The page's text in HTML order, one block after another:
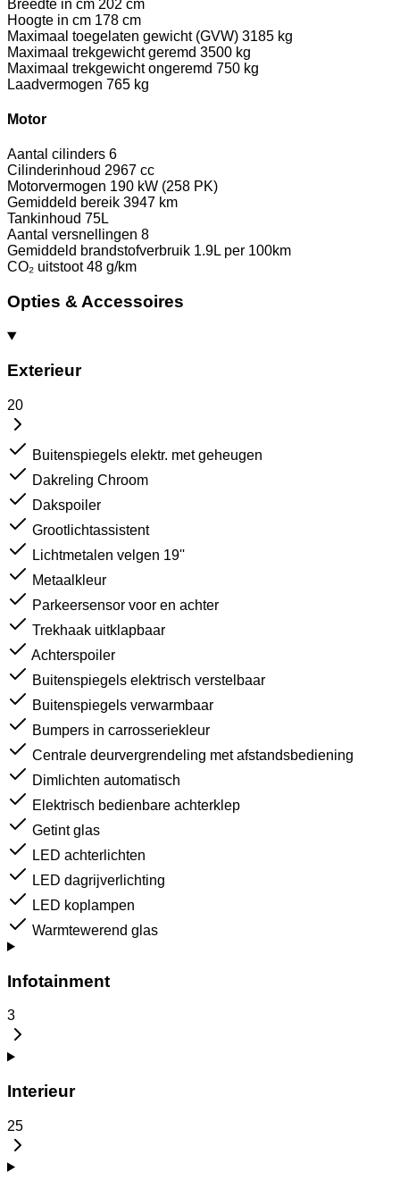
Breedte in cm 202 cm
Hoogte in cm 178 cm
Maximaal toegelaten gewicht (GVW) 3185 kg
Maximaal trekgewicht geremd 3500 kg
Maximaal trekgewicht ongeremd 750 kg
Laadvermogen 765 kg
Motor
Aantal cilinders 6
Cilinderinhoud 2967 cc
Motorvermogen 190 kW (258 PK)
Gemiddeld bereik 3947 km
Tankinhoud 75L
Aantal versnellingen 8
Gemiddeld brandstofverbruik 1.9L per 100km
CO₂ uitstoot 48 g/km
Opties & Accessoires
Exterieur
20
Buitenspiegels elektr. met geheugen
Dakreling Chroom
Dakspoiler
Grootlichtassistent
Lichtmetalen velgen 19''
Metaalkleur
Parkeersensor voor en achter
Trekhaak uitklapbaar
Achterspoiler
Buitenspiegels elektrisch verstelbaar
Buitenspiegels verwarmbaar
Bumpers in carrosseriekleur
Centrale deurvergrendeling met afstandsbediening
Dimlichten automatisch
Elektrisch bedienbare achterklep
Getint glas
LED achterlichten
LED dagrijverlichting
LED koplampen
Warmtewerend glas
Infotainment
3
Interieur
25